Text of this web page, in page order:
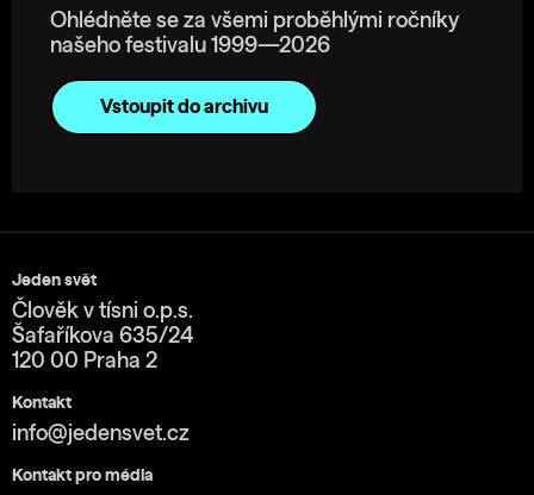
Ohlédněte se za všemi proběhlými ročníky
našeho festivalu 1999—2026
Vstoupit do archivu
Jeden svět
Člověk v tísni o.p.s.
Šafaříkova 635/24
120 00 Praha 2
Kontakt
info@jedensvet.cz
Kontakt pro média